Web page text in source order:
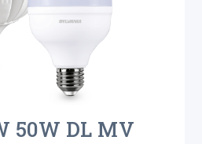
50W DL MV